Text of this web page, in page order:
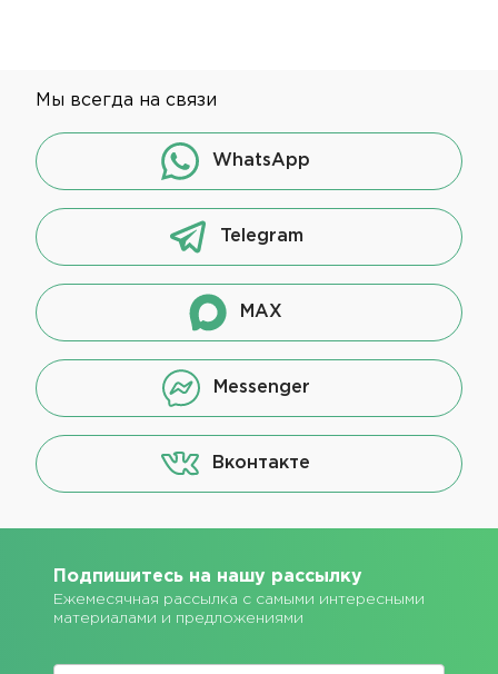
Мы всегда на связи
WhatsApp
Telegram
MAX
Messenger
Вконтакте
Подпишитесь на нашу рассылку
Ежемесячная рассылка с самыми интересными
материалами и предложениями